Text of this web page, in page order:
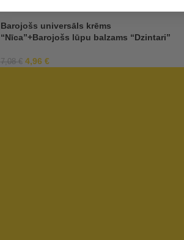
Barojošs universāls krēms
“Nīca”+Barojošs lūpu balzams “Dzintari”
7,08€ 4,96 €